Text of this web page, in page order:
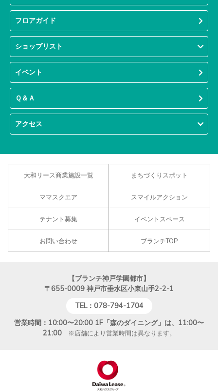
フロアガイド
ショップリスト
イベント
Ｑ＆Ａ
アクセス
大和リース商業施設一覧 まちづくりスポット
ママスクエア スマイルアクション
テナント募集 イベントスペース
お問い合わせ ブランチTOP
【ブランチ神戸学園都市】
〒655-0009 神戸市垂水区小束山手2-2-1
TEL：078-794-1704
営業時間：10:00〜20:00 1F「森のダイニング」は、11:00〜
21:00※店舗により営業時間は異なります。